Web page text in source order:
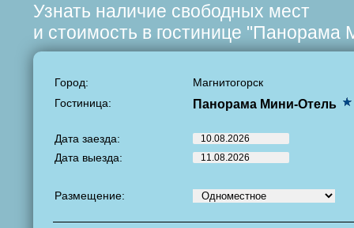
Узнать наличие свободных мест
и стоимость в гостинице "Панорама
Город:
Магнитогорск
Гостиница:
Панорама Мини-Отель
Дата заезда:
Дата выезда:
Размещение: